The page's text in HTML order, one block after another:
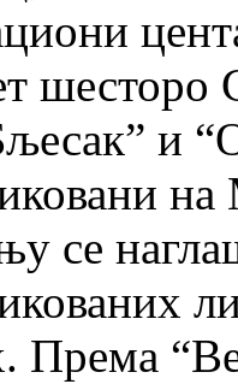
шесторо
и
на
се
Према